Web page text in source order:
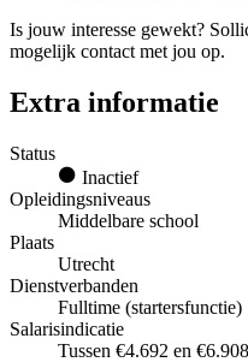
Is jouw interesse gewekt?
mogelijk contact met jou op.
Extra informatie
Status
Inactief
Opleidingsniveaus
Middelbare school
Plaats
Utrecht
Dienstverbanden
Fulltime (startersfunctie)
Salarisindicatie
Tussen €4.692 en